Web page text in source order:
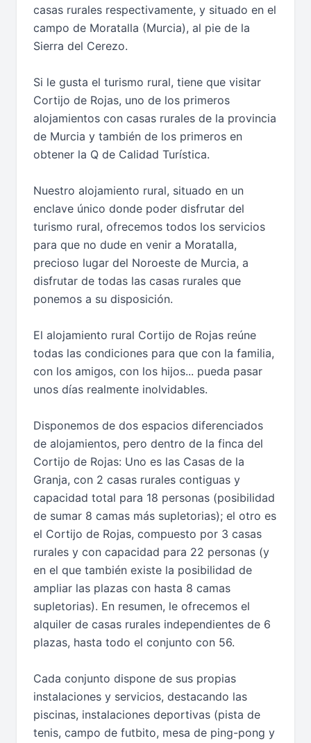
casas rurales respectivamente, y situado en el
campo de Moratalla (Murcia), al pie de la
Sierra del Cerezo.
Si le gusta el turismo rural, tiene que visitar
Cortijo de Rojas, uno de los primeros
alojamientos con casas rurales de la provincia
de Murcia y también de los primeros en
obtener la Q de Calidad Turística.
Nuestro alojamiento rural, situado en un
enclave único donde poder disfrutar del
turismo rural, ofrecemos todos los servicios
para que no dude en venir a Moratalla,
precioso lugar del Noroeste de Murcia, a
disfrutar de todas las casas rurales que
ponemos a su disposición.
El alojamiento rural Cortijo de Rojas reúne
todas las condiciones para que con la familia,
con los amigos, con los hijos... pueda pasar
unos días realmente inolvidables.
Disponemos de dos espacios diferenciados
de alojamientos, pero dentro de la finca del
Cortijo de Rojas: Uno es las Casas de la
Granja, con 2 casas rurales contiguas y
capacidad total para 18 personas (posibilidad
de sumar 8 camas más supletorias); el otro es
el Cortijo de Rojas, compuesto por 3 casas
rurales y con capacidad para 22 personas (y
en el que también existe la posibilidad de
ampliar las plazas con hasta 8 camas
supletorias). En resumen, le ofrecemos el
alquiler de casas rurales independientes de 6
plazas, hasta todo el conjunto con 56.
Cada conjunto dispone de sus propias
instalaciones y servicios, destacando las
piscinas, instalaciones deportivas (pista de
tenis, campo de futbito, mesa de ping-pong y